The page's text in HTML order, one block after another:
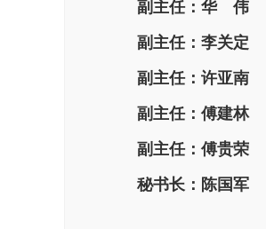
副主任：华 伟
副主任：李关定
副主任：许亚南
副主任：傅建林
副主任：傅贵荣
秘书长：陈国军